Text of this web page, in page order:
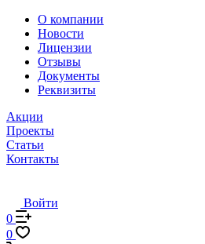
О компании
Новости
Лицензии
Отзывы
Документы
Реквизиты
Акции
Проекты
Статьи
Контакты
Войти
0
0